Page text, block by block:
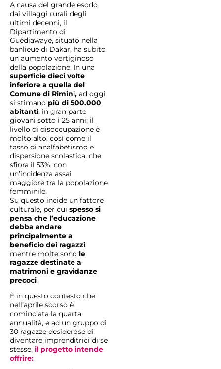
A causa del grande esodo
dai villaggi rurali degli
ultimi decenni, il
Dipartimento di
Guédiawaye, situato nella
banlieue di Dakar, ha subito
un aumento vertiginoso
della popolazione. In una
superficie dieci volte
inferiore a quella del
Comune di Rimini, ad oggi
si stimano più di 500.000
abitanti, in gran parte
giovani sotto i 25 anni; il
livello di disoccupazione è
molto alto, così come il
tasso di analfabetismo e
dispersione scolastica, che
sfiora il 53%, con
un’incidenza assai
maggiore tra la popolazione
femminile.
Su questo incide un fattore
culturale, per cui spesso si
pensa che l’educazione
debba andare
principalmente a
beneficio dei ragazzi,
mentre molte sono le
ragazze destinate a
matrimoni e gravidanze
precoci.
È in questo contesto che
nell’aprile scorso è
cominciata la quarta
annualità, e ad un gruppo di
30 ragazze desiderose di
diventare imprenditrici di se
stesse, il progetto intende
offrire: